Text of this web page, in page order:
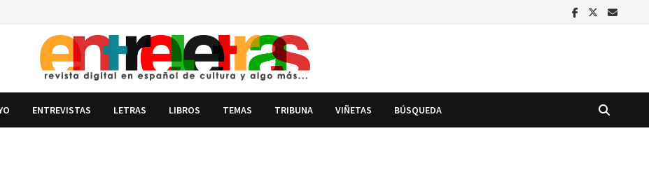
ENTREVISTAS LETRAS LIBROS TEMAS TRIBUNA VIÑETAS BÚSQUEDA